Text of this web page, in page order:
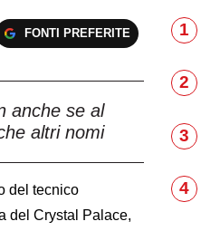
FONTI PREFERITE
anche se al
altri nomi
del tecnico
del Crystal Palace,
1
2
3
4